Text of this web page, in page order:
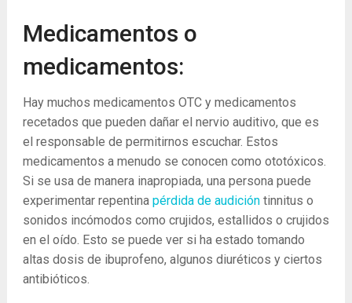
Medicamentos o
medicamentos:
Hay muchos medicamentos OTC y medicamentos
recetados que pueden dañar el nervio auditivo, que es
el responsable de permitirnos escuchar. Estos
medicamentos a menudo se conocen como ototóxicos.
Si se usa de manera inapropiada, una persona puede
experimentar repentina pérdida de audición tinnitus o
sonidos incómodos como crujidos, estallidos o crujidos
en el oído. Esto se puede ver si ha estado tomando
altas dosis de ibuprofeno, algunos diuréticos y ciertos
antibióticos.